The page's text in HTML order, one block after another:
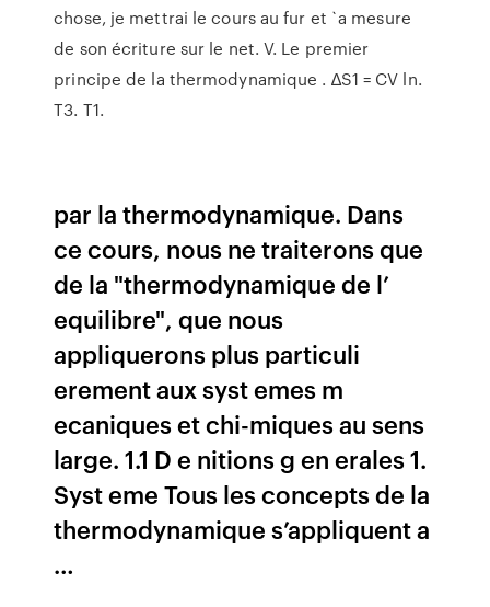
chose, je mettrai le cours au fur et `a mesure
de son écriture sur le net. V. Le premier
principe de la thermodynamique . ∆S1 = CV ln.
T3. T1.
par la thermodynamique. Dans
ce cours, nous ne traiterons que
de la "thermodynamique de l’
equilibre", que nous
appliquerons plus particuli
erement aux syst emes m
ecaniques et chi-miques au sens
large. 1.1 D e nitions g en erales 1.
Syst eme Tous les concepts de la
thermodynamique s’appliquent a
…